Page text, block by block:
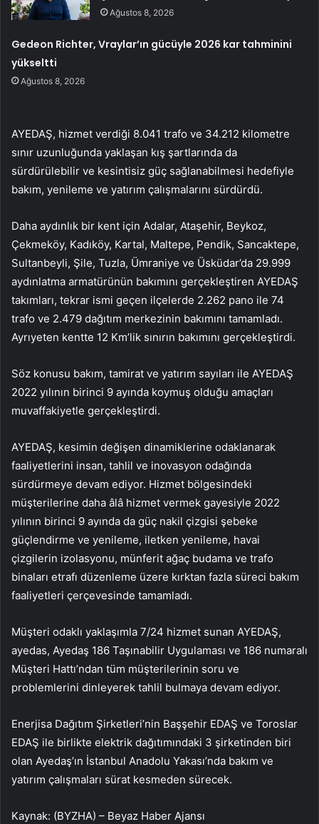
Ağustos 8, 2026
Gedeon Richter, Vraylar’ın gücüyle 2026 kar tahminini
yükseltti
Ağustos 8, 2026
AYEDAŞ, hizmet verdiği 8.041 trafo ve 34.212 kilometre
sınır uzunluğunda yaklaşan kış şartlarında da
sürdürülebilir ve kesintisiz güç sağlanabilmesi hedefiyle
bakım, yenileme ve yatırım çalışmalarını sürdürdü.
Daha aydınlık bir kent için Adalar, Ataşehir, Beykoz,
Çekmeköy, Kadıköy, Kartal, Maltepe, Pendik, Sancaktepe,
Sultanbeyli, Şile, Tuzla, Ümraniye ve Üsküdar’da 29.999
aydınlatma armatürünün bakımını gerçekleştiren AYEDAŞ
takımları, tekrar ismi geçen ilçelerde 2.262 pano ile 74
trafo ve 2.479 dağıtım merkezinin bakımını tamamladı.
Ayrıyeten kentte 12 Km’lik sınırın bakımını gerçekleştirdi.
Söz konusu bakım, tamirat ve yatırım sayıları ile AYEDAŞ
2022 yılının birinci 9 ayında koymuş olduğu amaçları
muvaffakiyetle gerçekleştirdi.
AYEDAŞ, kesimin değişen dinamiklerine odaklanarak
faaliyetlerini insan, tahlil ve inovasyon odağında
sürdürmeye devam ediyor. Hizmet bölgesindeki
müşterilerine daha âlâ hizmet vermek gayesiyle 2022
yılının birinci 9 ayında da güç nakil çizgisi şebeke
güçlendirme ve yenileme, iletken yenileme, havai
çizgilerin izolasyonu, münferit ağaç budama ve trafo
binaları etrafı düzenleme üzere kırktan fazla süreci bakım
faaliyetleri çerçevesinde tamamladı.
Müşteri odaklı yaklaşımla 7/24 hizmet sunan AYEDAŞ,
ayedas, Ayedaş 186 Taşınabilir Uygulaması ve 186 numaralı
Müşteri Hattı’ndan tüm müşterilerinin soru ve
problemlerini dinleyerek tahlil bulmaya devam ediyor.
Enerjisa Dağıtım Şirketleri’nin Başşehir EDAŞ ve Toroslar
EDAŞ ile birlikte elektrik dağıtımındaki 3 şirketinden biri
olan Ayedaş’ın İstanbul Anadolu Yakası’nda bakım ve
yatırım çalışmaları sürat kesmeden sürecek.
Kaynak: (BYZHA) – Beyaz Haber Ajansı